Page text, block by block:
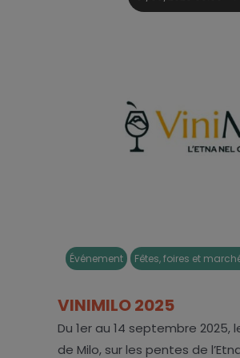
Événement Fêtes, foires et
VINIMILO 2025
Du 1er au 14 septembre
de Milo, sur les pentes de